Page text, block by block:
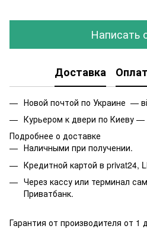
Написать
Доставка
Новой почтой по Украине —
Курьером к двери по Киеву —
Подробнее о доставке
Наличными при получении.
Кредитной картой в privat24,
Через кассу или терминал
Приватбанк.
Гарантия от производителя от 1